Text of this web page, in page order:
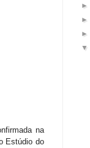
na
Estúdio do
►
►
►
▼